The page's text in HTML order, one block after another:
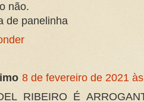
não.
de panelinha
8 de fevereiro de 2021
RIBEIRO É